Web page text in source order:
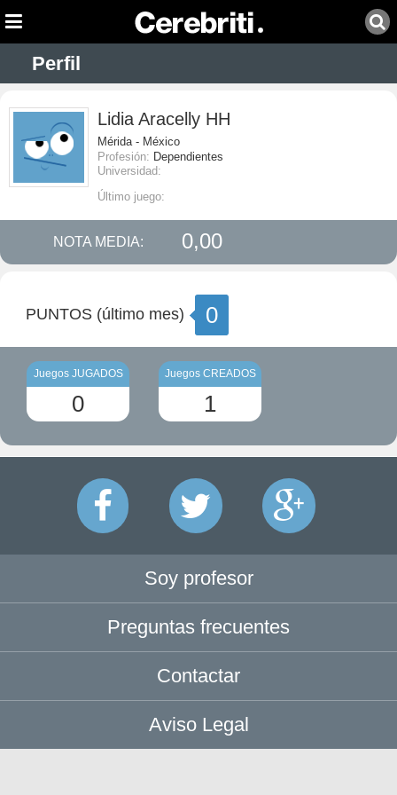
Perfil
Lidia Aracelly HH
Mérida - México
Profesión: Dependientes
Universidad:
Último juego:
NOTA MEDIA: 0,00
PUNTOS (último mes) 0
Juegos JUGADOS
0
Juegos CREADOS
1
Soy profesor
Preguntas frecuentes
Contactar
Aviso Legal